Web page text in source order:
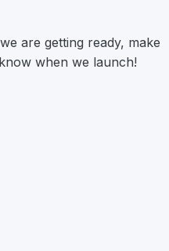
are getting ready, make
when we launch!